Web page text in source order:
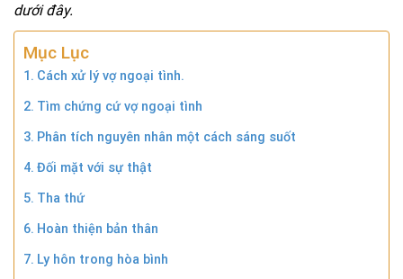
dưới đây.
Mục Lục
Cách xử lý vợ ngoại tình.
Tìm chứng cứ vợ ngoại tình
Phân tích nguyên nhân một cách sáng suốt
Đối mặt với sự thật
Tha thứ
Hoàn thiện bản thân
Ly hôn trong hòa bình